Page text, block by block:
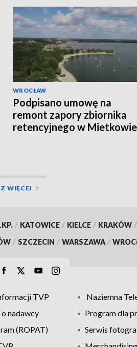
WROCŁAW
Podpisano umowę na
remont zapory zbiornika
retencyjnego w Mietkowie
WIĘCEJ
/ KATOWICE / KIELCE / KRAKÓW /
/ SZCZECIN / WARSZAWA /
TVP Naziemna
nadawcy
Program dla
(ROPAT)
Serwis